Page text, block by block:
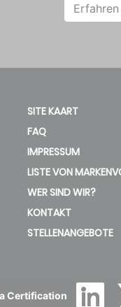
SITE KAART
FAQ
IMPRESSUM
LISTE VON
WER SIND WIR?
KONTAKT
STELLENANGEBOTE
Certification